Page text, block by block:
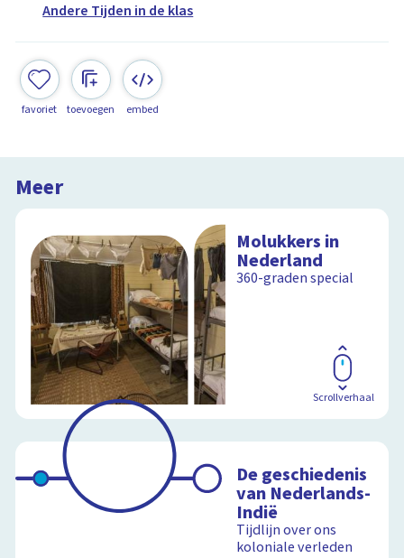
Andere Tijden in de klas
favoriet toevoegen embed
Meer
Molukkers in
Nederland
360-graden special
Scrollverhaal
De geschiedenis
van Nederlands-
Indië
Tijdlijn over ons
koloniale verleden